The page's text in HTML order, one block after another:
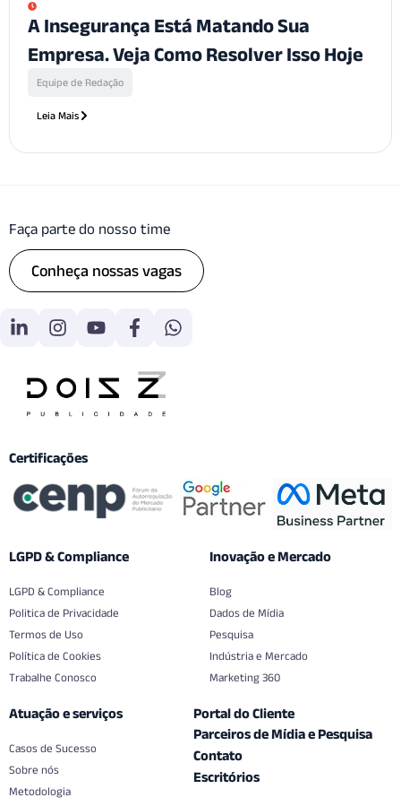
A Insegurança Está Matando Sua
Empresa. Veja Como Resolver Isso Hoje
Equipe de Redação
Leia Mais
Faça parte do nosso time
Conheça nossas vagas
Certificações
LGPD & Compliance
LGPD & Compliance
Politica de Privacidade
Termos de Uso
Política de Cookies
Trabalhe Conosco
Inovação e Mercado
Blog
Dados de Mídia
Pesquisa
Indústria e Mercado
Marketing 360
Atuação e serviços
Casos de Sucesso
Sobre nós
Metodologia
Portal do Cliente
Parceiros de Mídia e Pesquisa
Contato
Escritórios